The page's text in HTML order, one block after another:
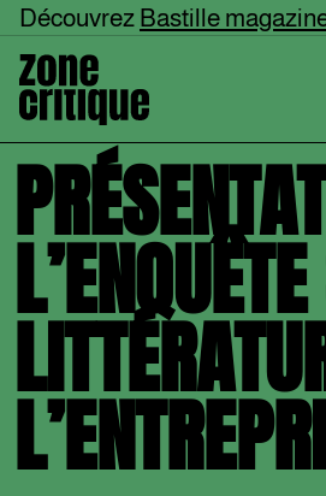
Découvrez Bastille